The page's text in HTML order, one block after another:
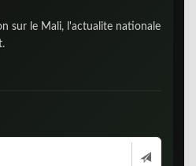
sur le Mali, l'actualite nationale